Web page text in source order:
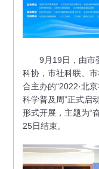
9月19日，由市委
科协，市社科联、
合主办的“2022·北
科学普及周”正式启
形式开展，主题为“
25日结束。